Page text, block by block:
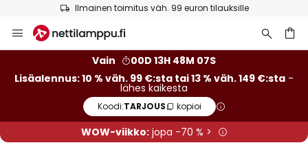
Ilmainen toimitus väh. 99 euron tilauksille
to
Vain
00D 13H 48M 06S
Lisäalennus: 10 % väh. 99 €:sta tai 13 % väh. 149 €:sta -
lähes kaikesta
Koodi:TARJOUS kopioi
WOW-viikko:jopa -70 % >